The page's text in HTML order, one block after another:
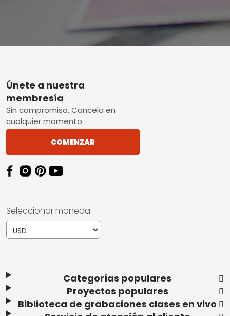
Footer
Categorías populares
Proyectos populares
Biblioteca de grabaciones clases en vivo
Únete a nuestra
membresía
Sin compromiso. Cancela en
cualquier momento.
COMENZAR
Seleccionar moneda: